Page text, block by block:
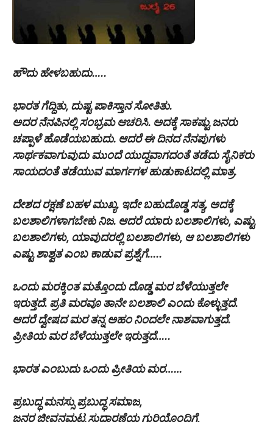
ಹೌದು ಹೇಳಬಹುದು…..
ಭಾರತ ಗೆದ್ದಿತು, ದುಷ್ಟ ಪಾಕಿಸ್ತಾನ ಸೋತಿತು.
ಅದರ ನೆನಪಿನಲ್ಲಿ ಸಂಭ್ರಮ ಆಚರಿಸಿ. ಅದಕ್ಕೆ ಸಾಕಷ್ಟು ಜನರು
ಚಪ್ಪಾಳೆ ಹೊಡೆಯಬಹುದು. ಆದರೆ ಈ ದಿನದ ನೆನಪುಗಳು
ಸಾರ್ಥಕವಾಗುವುದು ಮುಂದೆ ಯುದ್ದವಾಗದಂತೆ ತಡೆದು ಸೈನಿಕರು
ಸಾಯದಂತೆ ತಡೆಯುವ ಮಾರ್ಗಗಳ ಹುಡುಕಾಟದಲ್ಲಿ ಮಾತ್ರ.
ದೇಶದ ರಕ್ಷಣೆ ಬಹಳ ಮುಖ್ಯ. ಇದೇ ಬಹುದೊಡ್ಡ ಸತ್ಯ. ಅದಕ್ಕೆ
ಬಲಶಾಲಿಗಳಾಗಬೇಕು ನಿಜ.‌ ಆದರೆ ಯಾರು ಬಲಶಾಲಿಗಳು, ಎಷ್ಟು
ಬಲಶಾಲಿಗಳು, ಯಾವುದರಲ್ಲಿ ಬಲಶಾಲಿಗಳು, ಆ ಬಲಶಾಲಿಗಳು
ಎಷ್ಟು ಶಾಶ್ವತ ಎಂಬ ಕಾಡುವ ಪ್ರಶ್ನೆಗೆ…..
ಒಂದು ಮರಕ್ಕಿಂತ ಮತ್ತೊಂದು ‌ದೊಡ್ಡ ಮರ ಬೆಳೆಯುತ್ತಲೇ
ಇರುತ್ತದೆ. ಪ್ರತಿ ಮರವೂ ತಾನೇ ಬಲಶಾಲಿ ಎಂದು ಕೊಳ್ಳುತ್ತದೆ.
ಆದರೆ ದ್ವೇಷದ ಮರ ತನ್ನ ಅಹಂ ನಿಂದಲೇ ನಾಶವಾಗುತ್ತದೆ.
ಪ್ರೀತಿಯ ಮರ ಬೆಳೆಯುತ್ತಲೇ ಇರುತ್ತದೆ…..
ಭಾರತ ಎಂಬುದು ಒಂದು ಪ್ರೀತಿಯ ಮರ……
ಪ್ರಬುದ್ಧ ಮನಸ್ಸು ಪ್ರಬುದ್ಧ ಸಮಾಜ,
ಜನರ ಜೀವನಮಟ್ಟ ಸುಧಾರಣೆಯ ಗುರಿಯೊಂದಿಗೆ,